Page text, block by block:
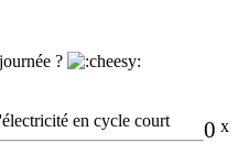
?
0 x
en cycle court